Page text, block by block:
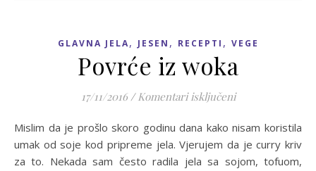
GLAVNA JELA, JESEN , RECEPTI , VEGE
Povrće iz woka
17/11/2016 / Komentari isključeniza Povrće iz
Mislim da je prošlo skoro godinu dana kako nisam koristila
umak od soje kod pripreme jela. Vjerujem da je curry kriv
za to. Nekada sam često radila jela sa sojom, tofuom,